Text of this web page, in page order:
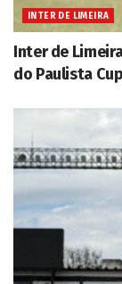
INTER DE LIMEIRA
Inter de
do Paulista